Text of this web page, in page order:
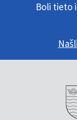
Boli tieto